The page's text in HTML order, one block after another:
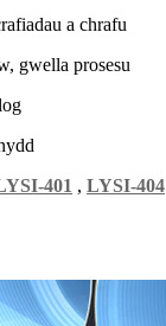
a chrafu
gwella prosesu
401 , LYSI-404